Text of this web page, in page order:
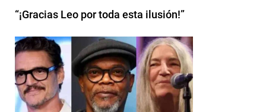
“¡Gracias Leo por toda esta ilusión!”